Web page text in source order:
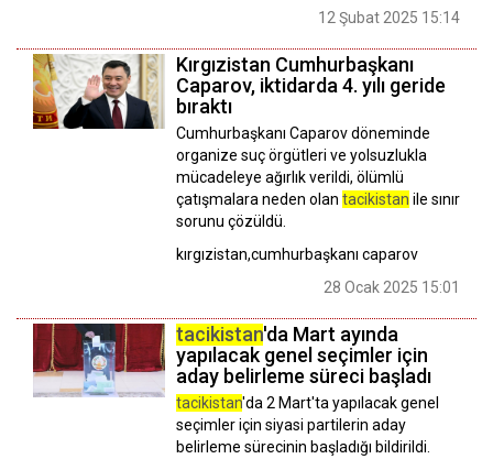
12 Şubat 2025 15:14
Kırgızistan Cumhurbaşkanı
Caparov, iktidarda 4. yılı geride
bıraktı
Cumhurbaşkanı Caparov döneminde
organize suç örgütleri ve yolsuzlukla
mücadeleye ağırlık verildi, ölümlü
çatışmalara neden olan tacikistan ile sınır
sorunu çözüldü.
kırgızistan,cumhurbaşkanı caparov
28 Ocak 2025 15:01
tacikistan'da Mart ayında
yapılacak genel seçimler için
aday belirleme süreci başladı
tacikistan'da 2 Mart'ta yapılacak genel
seçimler için siyasi partilerin aday
belirleme sürecinin başladığı bildirildi.